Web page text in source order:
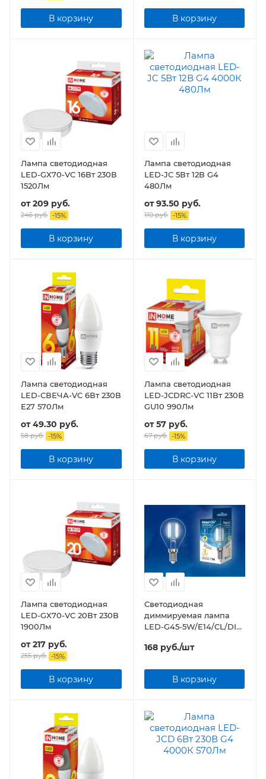
В корзину В корзину
Лампа светодиодная
LED-GX70-VC 16Вт 230В
1520Лм
от209 руб.
246 руб. -15%
В корзину
Лампа светодиодная
LED-JC 5Вт 12В G4
480Лм
от93.50 руб.
110 руб. -15%
В корзину
Лампа светодиодная
LED-СВЕЧА-VC 6Вт 230В
Е27 570Лм
от49.30 руб.
58 руб. -15%
В корзину
Лампа светодиодная
LED-JCDRC-VC 11Вт 230В
GU10 990Лм
от57 руб.
67 руб. -15%
В корзину
Лампа светодиодная
LED-GX70-VC 20Вт 230В
1900Лм
от217 руб.
255 руб. -15%
В корзину
Светодиодная
диммируемая лампа
LED-G45-5W/E14/CL/DIM
168руб./шт
В корзину